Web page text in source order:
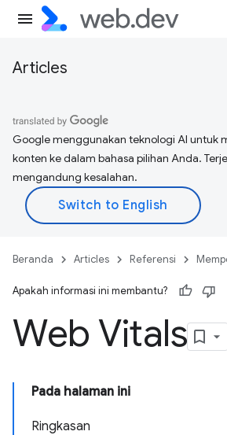
Articles
Google menggunakan teknologi AI untuk
konten ke dalam bahasa pilihan Anda.
mengandung kesalahan.
Beranda Articles Referensi
Apakah informasi ini membantu?
Web Vitals
Pada halaman ini
Ringkasan